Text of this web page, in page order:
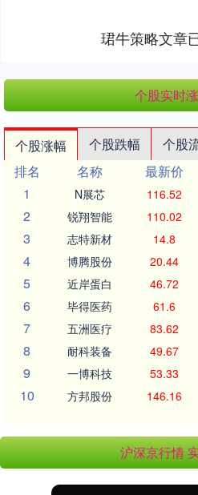
珺牛策略文章
个股实时
个股涨幅 个股跌幅 个股
排名
名称 最新价
1
N展芯 116.52
2 锐翔智能 110.02
3 志特新材 14.8
4 博腾股份 20.44
5 近岸蛋白 46.72
6 毕得医药 61.6
7 五洲医疗 83.62
8 耐科装备 49.67
9 一博科技 53.33
10 方邦股份 146.16
沪深京行情